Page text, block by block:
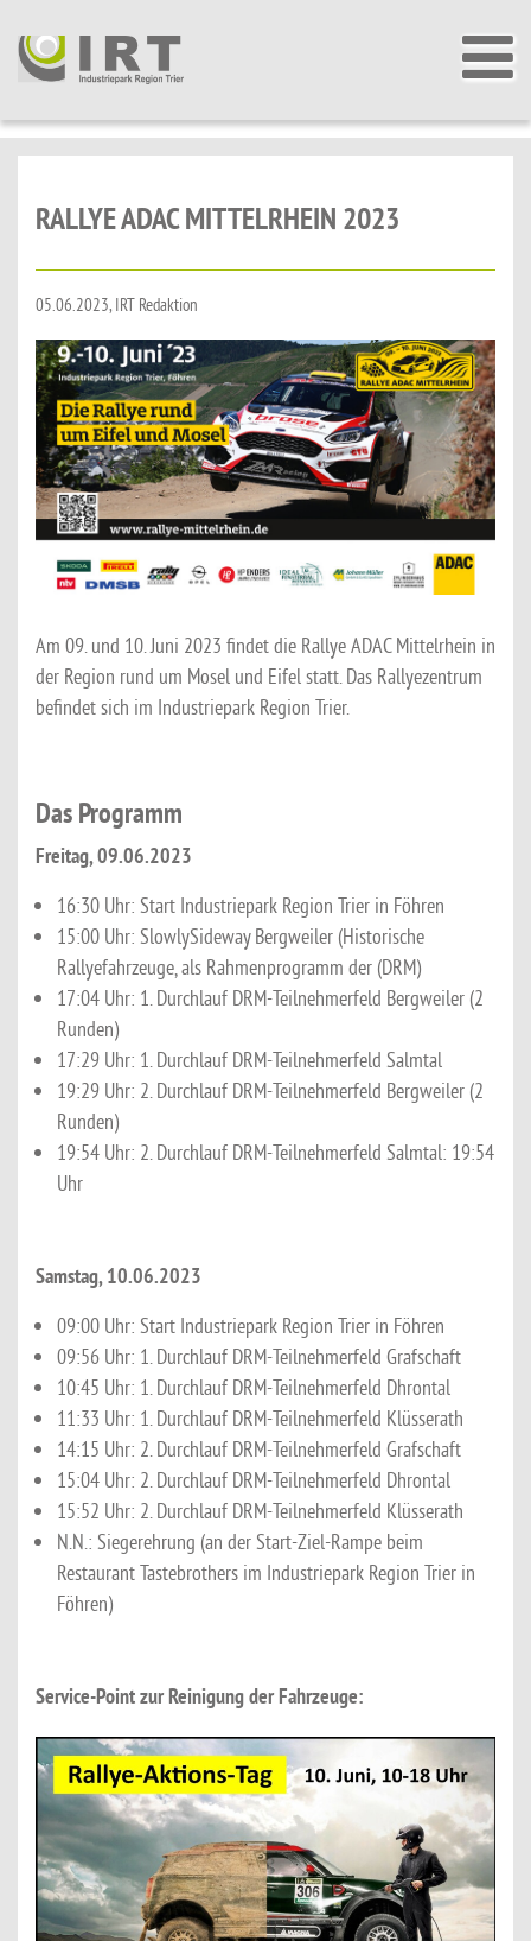
RALLYE ADAC MITTELRHEIN 2023
05.06.2023, IRT Redaktion
Am 09. und 10. Juni 2023 findet die Rallye ADAC Mittelrhein in
der Region rund um Mosel und Eifel statt. Das Rallyezentrum
befindet sich im Industriepark Region Trier.
Das Programm
Freitag, 09.06.2023
16:30 Uhr: Start Industriepark Region Trier in Föhren
15:00 Uhr: SlowlySideway Bergweiler (Historische
Rallyefahrzeuge, als Rahmenprogramm der (DRM)
17:04 Uhr: 1. Durchlauf DRM-Teilnehmerfeld Bergweiler (2
Runden)
17:29 Uhr: 1. Durchlauf DRM-Teilnehmerfeld Salmtal
19:29 Uhr: 2. Durchlauf DRM-Teilnehmerfeld Bergweiler (2
Runden)
19:54 Uhr: 2. Durchlauf DRM-Teilnehmerfeld Salmtal: 19:54
Uhr
Samstag, 10.06.2023
09:00 Uhr: Start Industriepark Region Trier in Föhren
09:56 Uhr: 1. Durchlauf DRM-Teilnehmerfeld Grafschaft
10:45 Uhr: 1. Durchlauf DRM-Teilnehmerfeld Dhrontal
11:33 Uhr: 1. Durchlauf DRM-Teilnehmerfeld Klüsserath
14:15 Uhr: 2. Durchlauf DRM-Teilnehmerfeld Grafschaft
15:04 Uhr: 2. Durchlauf DRM-Teilnehmerfeld Dhrontal
15:52 Uhr: 2. Durchlauf DRM-Teilnehmerfeld Klüsserath
N.N.: Siegerehrung (an der Start-Ziel-Rampe beim
Restaurant Tastebrothers im Industriepark Region Trier in
Föhren)
Service-Point zur Reinigung der Fahrzeuge: